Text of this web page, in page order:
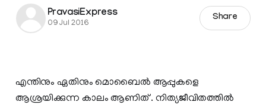
PravasiExpress
09 Jul 2016
Share
എന്തിനും ഏതിനും മൊബൈല്‍ ആപ്പുകളെ
ആശ്രയിക്കുന്ന കാലം ആണിത് . നിത്യജീവിതത്തില്‍